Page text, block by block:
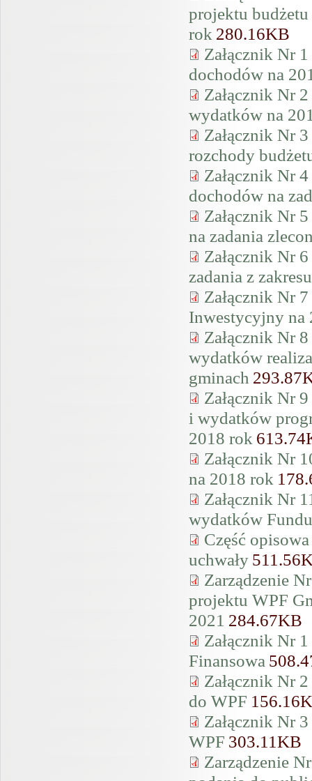
projektu
rok 280.16KB
Załącznik Nr
dochodów na
Załącznik Nr
wydatków na
Załącznik Nr
rozchody
Załącznik Nr
dochodów na
Załącznik Nr
na zadania
Załącznik Nr
zadania z
Załącznik Nr
Inwestycyjny na
Załącznik Nr
wydatków
gminach
Załącznik Nr
i wydatków
2018 rok
Załącznik Nr
na 2018 rok
Załącznik Nr
wydatków
Część
uchwały
Zarządzenie
projektu WPF
2021 284.67KB
Załącznik Nr
Finansowa
Załącznik Nr
do WPF
Załącznik Nr
WPF 303.11KB
Zarządzenie